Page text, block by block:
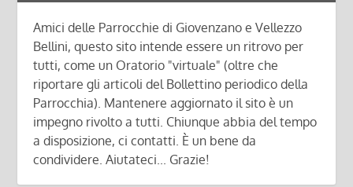
Amici delle Parrocchie di Giovenzano e Vellezzo
Bellini, questo sito intende essere un ritrovo per
tutti, come un Oratorio "virtuale" (oltre che
riportare gli articoli del Bollettino periodico della
Parrocchia). Mantenere aggiornato il sito è un
impegno rivolto a tutti. Chiunque abbia del tempo
a disposizione, ci contatti. È un bene da
condividere. Aiutateci... Grazie!